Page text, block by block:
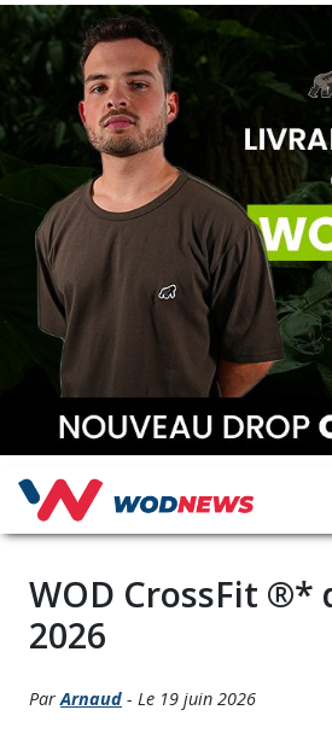
WOD CrossFit ®*
2026
ParArnaud - Le 19 juin 2026